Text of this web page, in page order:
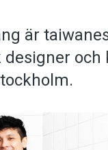
är
och